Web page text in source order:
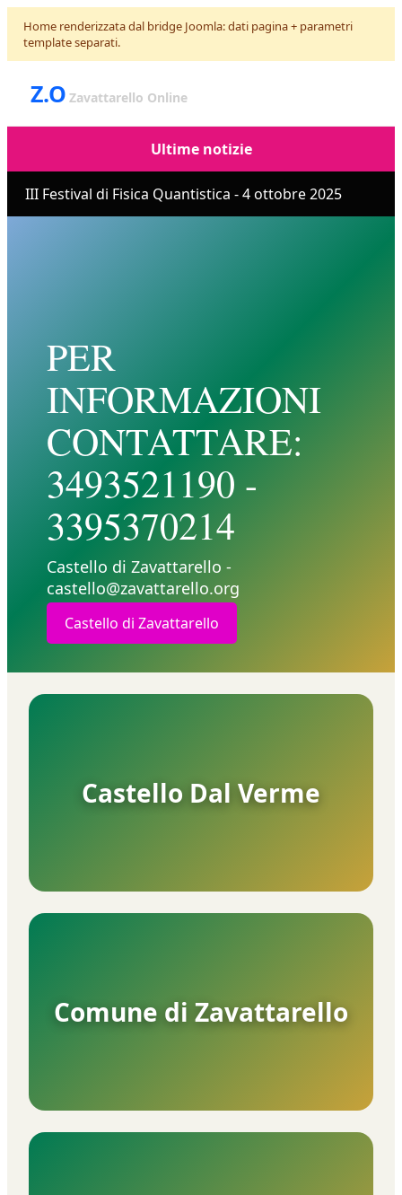
Home renderizzata dal bridge Joomla: dati pagina + parametri
template separati.
Z.O Zavattarello Online
Ultime notizie
III Festival di Fisica Quantistica - 4 ottobre 2025
PER
INFORMAZIONI
CONTATTARE:
3493521190 -
3395370214
Castello di Zavattarello -
castello@zavattarello.org
Castello di Zavattarello
Castello Dal Verme
Comune di Zavattarello